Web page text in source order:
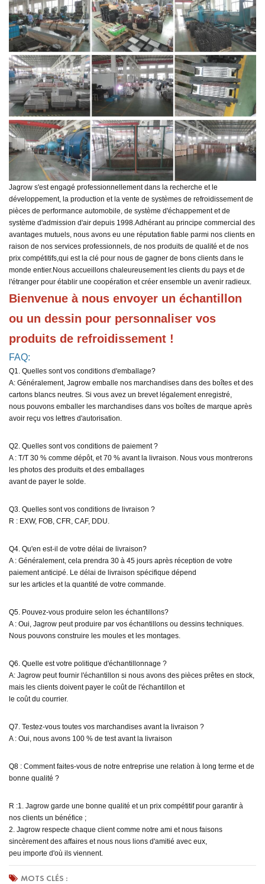
Jagrow s'est engagé professionnellement dans la recherche et le
développement, la production et la vente de systèmes de refroidissement de
pièces de performance automobile, de système d'échappement et de
système d'admission d'air depuis 1998. Adhérant au principe commercial des
avantages mutuels, nous avons eu une réputation fiable parmi nos clients en
raison de nos services professionnels, de nos produits de qualité et de nos
prix compétitifs, qui est la clé pour nous de gagner de bons clients dans le
monde entier. Nous accueillons chaleureusement les clients du pays et de
l'étranger pour établir une coopération et créer ensemble un avenir radieux.
Bienvenue à nous envoyer un échantillon
ou un dessin pour personnaliser vos
produits de refroidissement !
FAQ:
Q1. Quelles sont vos conditions d'emballage?
A: Généralement, Jagrow emballe nos marchandises dans des boîtes et des
cartons blancs neutres. Si vous avez un brevet légalement enregistré,
nous pouvons emballer les marchandises dans vos boîtes de marque après
avoir reçu vos lettres d'autorisation.
Q2. Quelles sont vos conditions de paiement ?
A : T/T 30 % comme dépôt, et 70 % avant la livraison. Nous vous montrerons
les photos des produits et des emballages
avant de payer le solde.
Q3. Quelles sont vos conditions de livraison ?
R : EXW, FOB, CFR, CAF, DDU.
Q4. Qu'en est-il de votre délai de livraison?
A : Généralement, cela prendra 30 à 45 jours après réception de votre
paiement anticipé. Le délai de livraison spécifique dépend
sur les articles et la quantité de votre commande.
Q5. Pouvez-vous produire selon les échantillons?
A : Oui, Jagrow peut produire par vos échantillons ou dessins techniques.
Nous pouvons construire les moules et les montages.
Q6. Quelle est votre politique d'échantillonnage ?
A: Jagrow peut fournir l'échantillon si nous avons des pièces prêtes en stock,
mais les clients doivent payer le coût de l'échantillon et
le coût du courrier.
Q7. Testez-vous toutes vos marchandises avant la livraison ?
A : Oui, nous avons 100 % de test avant la livraison
Q8 : Comment faites-vous de notre entreprise une relation à long terme et de
bonne qualité ?
R :1. Jagrow garde une bonne qualité et un prix compétitif pour garantir à
nos clients un bénéfice ;
2. Jagrow respecte chaque client comme notre ami et nous faisons
sincèrement des affaires et nous nous lions d'amitié avec eux,
peu importe d'où ils viennent.
MOTS CLÉS :